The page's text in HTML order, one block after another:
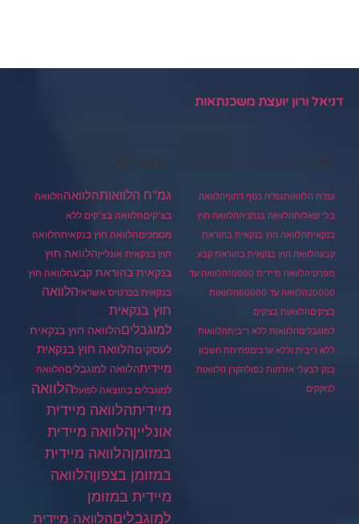
דניאל ורון יועצת משכנתאות
תגיות
גמ"ח הלוואותגמ"ח כסף דחוףהלוואה
בלי שאלותהלוואה בנתניההלוואה חוץ
בנקאיתהלוואה חוץ בנקאית בהוראת
קבעהלוואה חוץ בנקאית בהוראת קבע
מפרטיהלוואה מיידית 10000
הלוואה עד
20000הלוואה עד 60000
הלוואות
בצ'קיםהלוואות בצ'קים
למוגבליםהלוואות ללא ריביתהלוואות
ללא ריבית וללא ערביםפתיחת חשבון
בנק לבעלי אזרחות כפולהקרן הלוואות
לנזקקים
קטגוריות
גמ"ח הלוואותהלוואההלוואה
בצ'קיםהלוואה בצ'קים ללא
מסמכיםהלוואה חוץ בנקאיתהלוואה
חוץ בנקאית אונלייןהלוואה חוץ
בנקאית בהוראת קבעהלוואה חוץ
בנקאית בכרטיס אשראיהלוואה
חוץ בנקאית
למוגבליםהלוואה חוץ בנקאית
לעסקיםהלוואה חוץ בנקאית
מיידיתהלוואה למוגבליםהלוואה
למוגבלים בהוצאה לפועלהלוואה
מיידיתהלוואה מיידית
אונלייןהלוואה מיידית
במזומןהלוואה מיידית
במזומן בצפוןהלוואה
מיידית במזומן
למוגבליםהלוואה מיידית